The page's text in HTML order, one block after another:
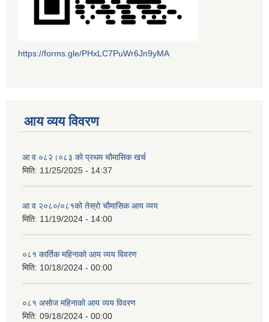
https://forms.gle/PHxLC7PuWr6Jn9yMA
आय व्यय विवरण
आ व ०८२।०८३ को प्रथम चौमासिक खर्च
मिति: 11/25/2025 - 14:37
आ व २०८०/०८१को तेस्रो चौमासिक आय व्यय
मिति: 11/19/2024 - 14:00
०८१ कार्तिक महिनाको आय व्यय विवरण
मिति: 10/18/2024 - 00:00
०८१ असोज महिनाको आय व्यय विवरण
मिति: 09/18/2024 - 00:00